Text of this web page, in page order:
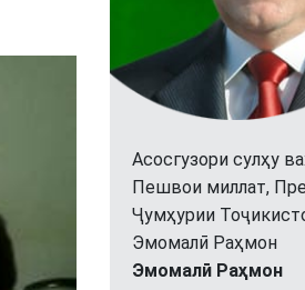
Асосгузори сулҳу
Пешвои миллат,
Ҷумҳурии
Эмомалӣ Раҳмон
Эмомалӣ Раҳмон